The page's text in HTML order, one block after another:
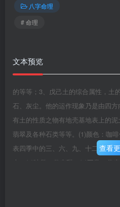
八字命理
# 命理
文本预览
的等等；3、戊己土的综合属性，土
石、灰尘。他的运作现象乃是由四
有土的性质之物有地壳基地表上的泥
翡翠及各种石类等等。(1)颜色：咖
表四季中的三、六、九、十二这四
央；(4)味觉：代表甜；(5)五常：代
查看